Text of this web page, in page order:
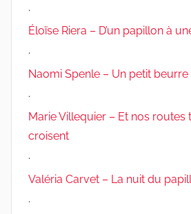
.
Éloïse Riera – D’un papillon à
.
Naomi Spenle – Un petit beurre
.
Marie Villequier – Et nos routes
croisent
.
Valéria Carvet – La nuit du
.